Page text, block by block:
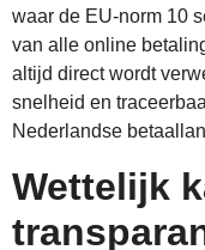
waar de EU-norm 10
van alle online
altijd direct wordt
snelheid en
Nederlandse
Wettelijk